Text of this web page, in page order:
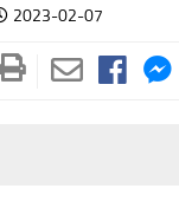
2023-02-07